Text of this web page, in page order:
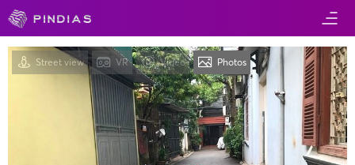
Street view VR Video Photos